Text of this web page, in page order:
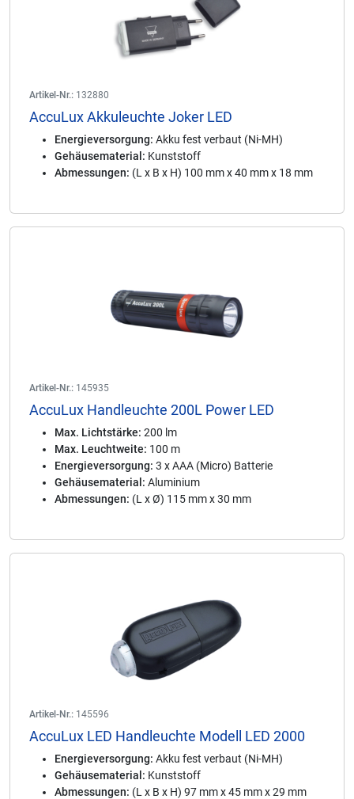
Artikel-Nr.: 132880
AccuLux Akkuleuchte Joker LED
Energieversorgung: Akku fest verbaut (Ni-MH)
Gehäusematerial: Kunststoff
Abmessungen: (L x B x H) 100 mm x 40 mm x 18 mm
Artikel-Nr.: 145935
AccuLux Handleuchte 200L Power LED
Max. Lichtstärke: 200 lm
Max. Leuchtweite: 100 m
Energieversorgung: 3 x AAA (Micro) Batterie
Gehäusematerial: Aluminium
Abmessungen: (L x Ø) 115 mm x 30 mm
Artikel-Nr.: 145596
AccuLux LED Handleuchte Modell LED 2000
Energieversorgung: Akku fest verbaut (Ni-MH)
Gehäusematerial: Kunststoff
Abmessungen: (L x B x H) 97 mm x 45 mm x 29 mm